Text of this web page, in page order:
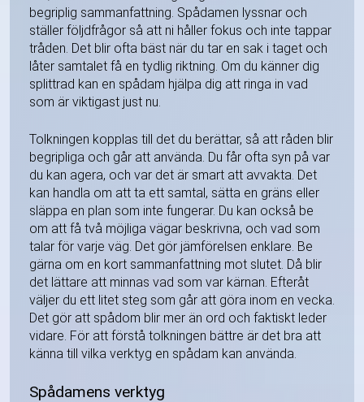
begriplig sammanfattning. Spådamen lyssnar och
ställer följdfrågor så att ni håller fokus och inte tappar
tråden. Det blir ofta bäst när du tar en sak i taget och
låter samtalet få en tydlig riktning. Om du känner dig
splittrad kan en spådam hjälpa dig att ringa in vad
som är viktigast just nu.
Tolkningen kopplas till det du berättar, så att råden blir
begripliga och går att använda. Du får ofta syn på var
du kan agera, och var det är smart att avvakta. Det
kan handla om att ta ett samtal, sätta en gräns eller
släppa en plan som inte fungerar. Du kan också be
om att få två möjliga vägar beskrivna, och vad som
talar för varje väg. Det gör jämförelsen enklare. Be
gärna om en kort sammanfattning mot slutet. Då blir
det lättare att minnas vad som var kärnan. Efteråt
väljer du ett litet steg som går att göra inom en vecka.
Det gör att spådom blir mer än ord och faktiskt leder
vidare. För att förstå tolkningen bättre är det bra att
känna till vilka verktyg en spådam kan använda.
Spådamens verktyg